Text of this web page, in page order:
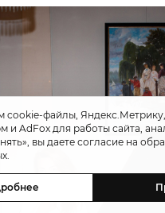
cookie-файлы,
и AdFox для работы сайта,
вы даете согласие на